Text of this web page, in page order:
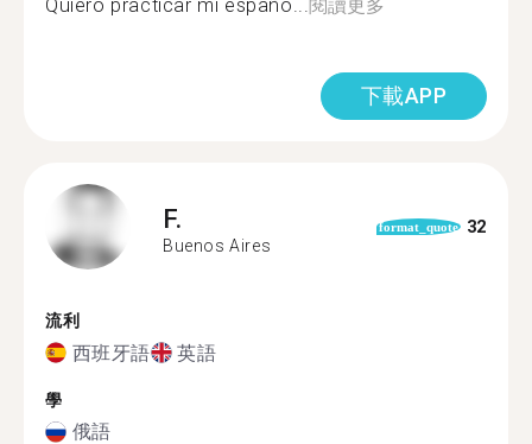
Quiero practicar mi españo...閱讀更多
下載APP
F.
Buenos Aires
format_quote 32
流利
西班牙語 英語
學
俄語